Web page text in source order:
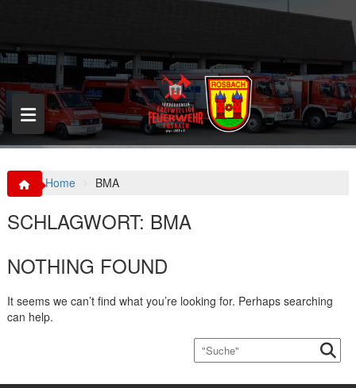
p
o
c
o
n
t
Home BMA
SCHLAGWORT: BMA
NOTHING FOUND
It seems we can’t find what you’re looking for. Perhaps searching
can help.